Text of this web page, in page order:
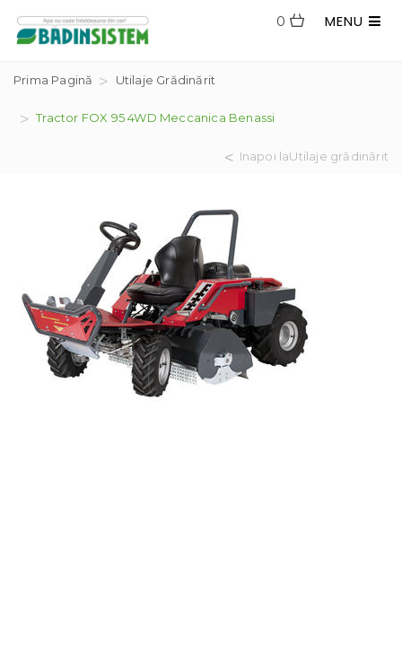
MENU
0
Prima Pagină Utilaje Grădinărit
Tractor FOX 95 4WD Meccanica Benassi
Inapoi laUtilaje grădinărit